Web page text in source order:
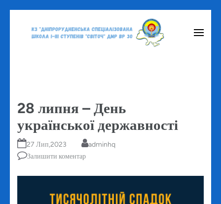
28 липня – День
української державності
27 Лип,2023
adminhq
Залишити коментар